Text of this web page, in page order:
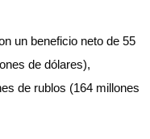
un beneficio neto de 55
de dólares),
de rublos (164 millones